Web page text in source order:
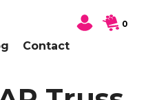
Contact
0